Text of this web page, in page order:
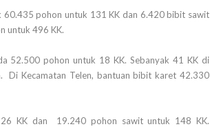
60.435 pohon untuk 131 KK dan 6.420 bibit sawit
untuk 496 KK.
52.500 pohon untuk 18 KK. Sebanyak 41 KK di
Di Kecamatan Telen, bantuan bibit karet 42.330
26 KK dan 19.240 pohon sawit untuk 148 KK.